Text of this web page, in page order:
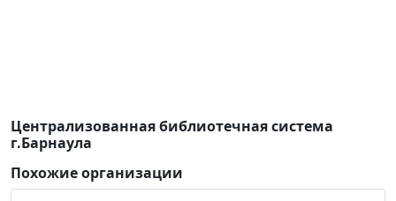
Централизованная библиотечная система
г.Барнаула
Похожие организации